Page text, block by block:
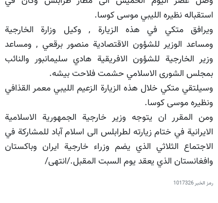
استقباله نظيره الليبي موسى كوسا.
ويرافق متكي في هذه الزيارة , وكيل وزارة الخارجية
ومساعد الوزير للشؤون الاقتصادية منصور برقعي , ومساعد
وزير الخارجية للشؤون الافريقية هادي سليمانبور والنائب
بمجلس الشورى الاسلامي حشمت فلاحت بيشه.
وسيلتقي متكي خلال هذه الزيارة الزعيم الليبي معمر القذافي
ونظيره موسى كوسا.
ومن المقرر ان يتوجه وزير خارجية الجمهورية الاسلامية
الايرانية في ختام زيارته لطرابلس الى اسلام آباد للمشاركة في
الاجتماع الثلاثي الذي يضم وزراء خارجية ايران وباكستان
وافغانستان الذي يعقد يوم السبت المقبل./انتهى/
رمز الخبر1017326